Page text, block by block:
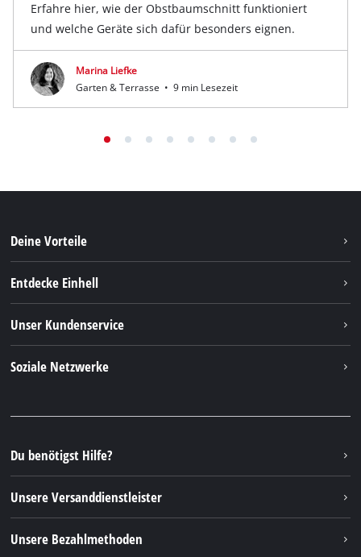
Erfahre hier, wie der Obstbaumschnitt funktioniert
und welche Geräte sich dafür besonders eignen.
Marina Liefke
Garten & Terrasse • 9 min Lesezeit
Deine Vorteile
Entdecke Einhell
Nachhaltigkeit
Unser Kundenservice
FAQs
Rücksendungen / Widerruf
Verpackungsrichtlinien
Hinweise zur Batterieentsorgung
Soziale Netzwerke
Instagram
TikTok
Pinterest
Linkedin
Du benötigst Hilfe?
Unsere Versanddienstleister
Unsere Bezahlmethoden